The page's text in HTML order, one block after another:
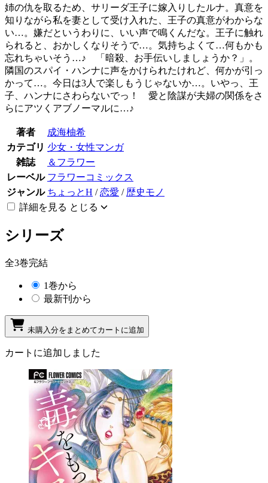
姉の仇を取るため、サリーダ王子に嫁入りしたルナ。真意を
知りながら私を妻として受け入れた、王子の真意がわからな
い…。嫌だというわりに、いい声で鳴くんだな。王子に触れ
られると、おかしくなりそうで…。気持ちよくて…何もかも
忘れちゃいそう…♪ 「暗殺、お手伝いしましょうか？」。
隣国のスパイ・ハンナに声をかけられたけれど、何かが引っ
かって…。今日は3人で楽しもうじゃないか…。いやっ、王
子、ハンナにさわらないでっ！ 愛と陰謀が夫婦の関係をさ
らにアツくアブノーマルに…♪
著者
成海柚希
カテゴリ 少女・女性マンガ
雑誌
＆フラワー
レーベル フラワーコミックス
ジャンル ちょっとH /恋愛 / 歴史モノ
詳細を見る とじる
シリーズ
全3巻完結
1巻から
最新刊から
未購入分をまとめてカートに追加
カートに追加しました